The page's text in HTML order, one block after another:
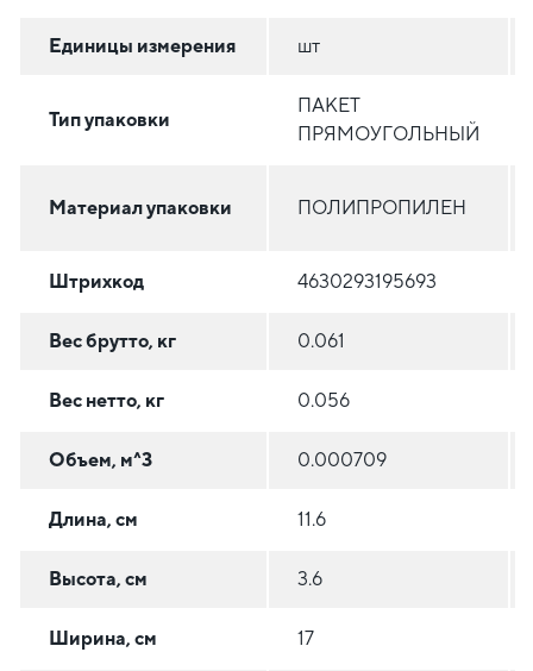
Единицы измерения шт
Тип упаковки
ПАКЕТ
ПРЯМОУГОЛЬНЫЙ
Материал упаковки ПОЛИПРОПИЛЕН
Штрихкод 4630293195693
Вес брутто, кг 0.061
Вес нетто, кг 0.056
Объем, м^3 0.000709
Длина, см 11.6
Высота, см 3.6
Ширина, см 17